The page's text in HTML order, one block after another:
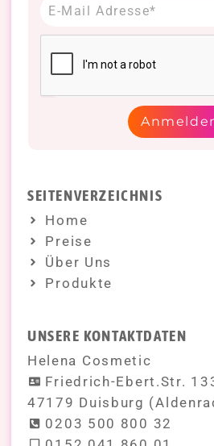
SEITENVERZEICHNIS
Home
Preise
Über Uns
Produkte
UNSERE KONTAKTDATEN
Helena Cosmetic
Friedrich-Ebert.Str.
47179 Duisburg
0203 500 800 32